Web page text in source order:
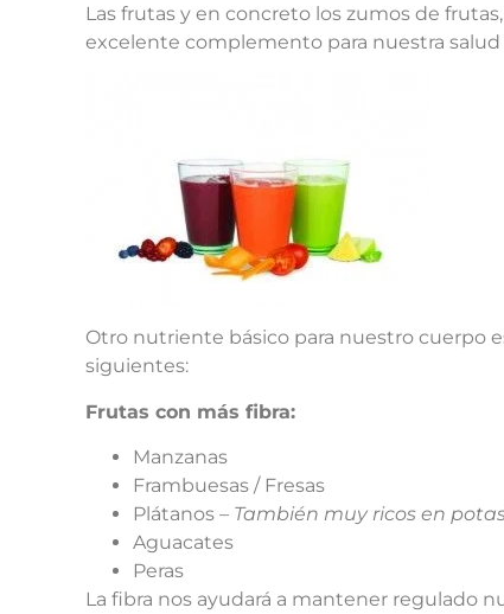
Las frutas y en concreto los zumos de
excelente complemento para nuestra
Otro nutriente básico para nuestro cuerpo
siguientes:
Frutas con más fibra:
Manzanas
Frambuesas / Fresas
Plátanos – También muy ricos en
Aguacates
Peras
La fibra nos ayudará a mantener regulado